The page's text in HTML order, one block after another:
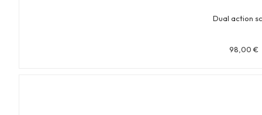
Dual action
98,00 €